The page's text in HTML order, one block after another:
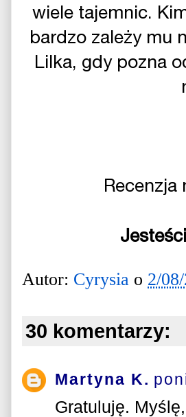
wiele tajemnic.
bardzo zależy mu
Lilka, gdy pozna
Recenzja
Autor: Cyrysia o 2/
30 komentarzy:
Martyna K.
Gratuluję.